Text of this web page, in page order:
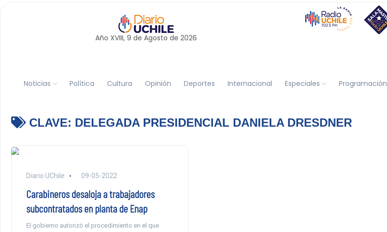
Año XVIII, 9 de Agosto de 2026
Noticias Política Cultura Opinión Deportes Internacional Especiales Programación
CLAVE: DELEGADA PRESIDENCIAL DANIELA DRESDNER
Diario UChile 09-05-2022
Carabineros desaloja a trabajadores
subcontratados en planta de Enap
El gobierno autorizó el procedimiento en el que